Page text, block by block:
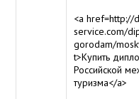
<a href=http://
service.com/
gorodam/
t>Купить
Российской
туризма</a>